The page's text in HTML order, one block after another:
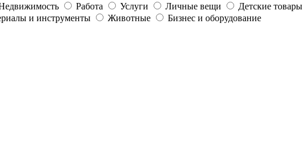
Работа Услуги Личные вещи Детские товары
и инструменты Животные
Бизнес и оборудование